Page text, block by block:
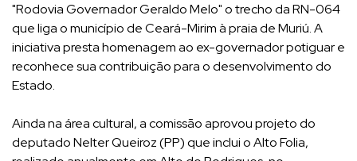
"Rodovia Governador Geraldo Melo" o trecho da RN-064
que liga o município de Ceará-Mirim à praia de Muriú. A
iniciativa presta homenagem ao ex-governador potiguar e
reconhece sua contribuição para o desenvolvimento do
Estado.
Ainda na área cultural, a comissão aprovou projeto do
deputado Nelter Queiroz (PP) que inclui o Alto Folia,